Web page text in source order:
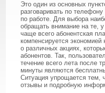
Это один из основных
разговаривать по
по работе. Для выбора
обращать внимание на те,
чаще всего абонентская
компенсируется
о различных акциях,
абонентов. Так,
течение всего лета после
минуты являются
Ситуация упрощается тем,
отзывы и подробную